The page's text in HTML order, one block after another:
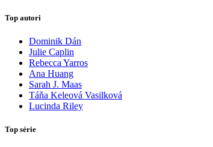
Top autori
Dominik Dán
Julie Caplin
Rebecca Yarros
Ana Huang
Sarah J. Maas
Táňa Keleová Vasilková
Lucinda Riley
Top série